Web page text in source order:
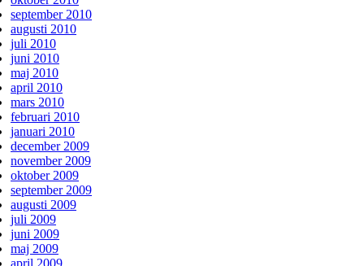
september 2010
augusti 2010
juli 2010
juni 2010
maj 2010
april 2010
mars 2010
februari 2010
januari 2010
december 2009
november 2009
oktober 2009
september 2009
augusti 2009
juli 2009
juni 2009
maj 2009